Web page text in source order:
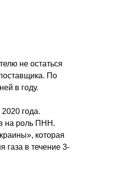
не остаться
По
в году.
года.
на роль ПНН.
которая
газа в течение 3-